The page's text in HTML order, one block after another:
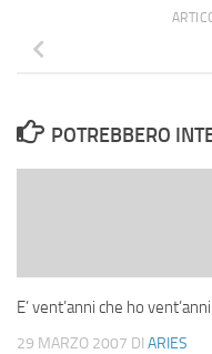
POTREBBERO
E’ vent’anni che ho vent’anni
29 MARZO 2007 DI ARIES